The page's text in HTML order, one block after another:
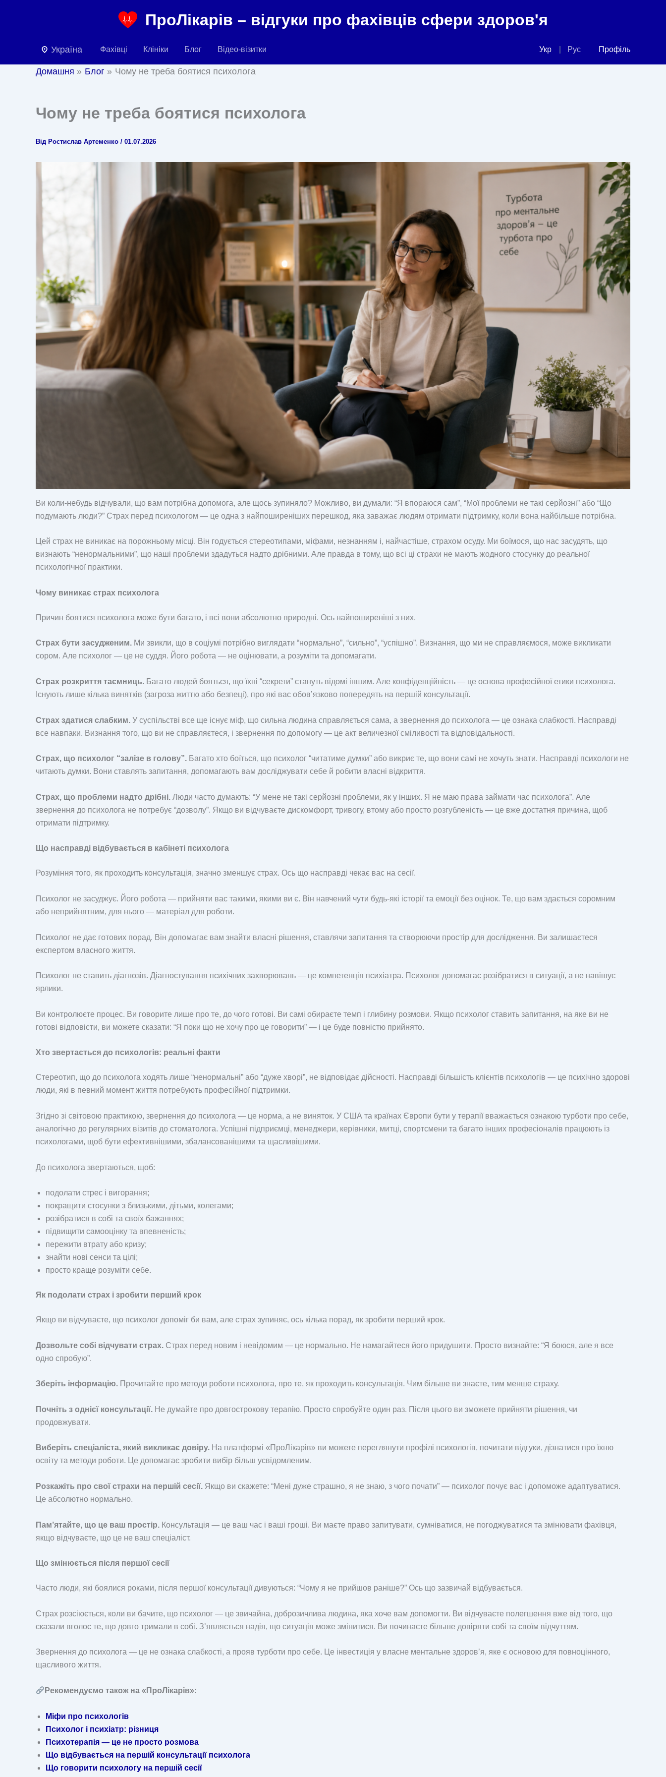
ПроЛікарів – відгуки про фахівців сфери здоров'я
Україна Фахівці Клініки Блог Відео-візитки Укр Рус Профіль
Домашня Блог Чому не треба боятися психолога
Чому не треба боятися психолога
Від Ростислав Артеменко / 01.07.2026
Ви коли-небудь відчували, що вам потрібна допомога, але щось зупиняло? Можливо, ви думали: “Я впораюся сам”, “Мої проблеми не такі серйозні” або “Що
подумають люди?” Страх перед психологом — це одна з найпоширеніших перешкод, яка заважає людям отримати підтримку, коли вона найбільше потрібна.
Цей страх не виникає на порожньому місці. Він годується стереотипами, міфами, незнанням і, найчастіше, страхом осуду. Ми боїмося, що нас засудять, що
визнають “ненормальними”, що наші проблеми здадуться надто дрібними. Але правда в тому, що всі ці страхи не мають жодного стосунку до реальної
психологічної практики.
Чому виникає страх психолога
Причин боятися психолога може бути багато, і всі вони абсолютно природні. Ось найпоширеніші з них.
Страх бути засудженим. Ми звикли, що в соціумі потрібно виглядати “нормально”, “сильно”, “успішно”. Визнання, що ми не справляємося, може викликати
сором. Але психолог — це не суддя. Його робота — не оцінювати, а розуміти та допомагати.
Страх розкриття таємниць. Багато людей бояться, що їхні “секрети” стануть відомі іншим. Але конфіденційність — це основа професійної етики психолога.
Існують лише кілька винятків (загроза життю або безпеці), про які вас обов’язково попередять на першій консультації.
Страх здатися слабким. У суспільстві все ще існує міф, що сильна людина справляється сама, а звернення до психолога — це ознака слабкості. Насправді
все навпаки. Визнання того, що ви не справляєтеся, і звернення по допомогу — це акт величезної сміливості та відповідальності.
Страх, що психолог “залізе в голову”. Багато хто боїться, що психолог “читатиме думки” або викриє те, що вони самі не хочуть знати. Насправді психологи не
читають думки. Вони ставлять запитання, допомагають вам досліджувати себе й робити власні відкриття.
Страх, що проблеми надто дрібні. Люди часто думають: “У мене не такі серйозні проблеми, як у інших. Я не маю права займати час психолога”. Але
звернення до психолога не потребує “дозволу”. Якщо ви відчуваєте дискомфорт, тривогу, втому або просто розгубленість — це вже достатня причина, щоб
отримати підтримку.
Що насправді відбувається в кабінеті психолога
Розуміння того, як проходить консультація, значно зменшує страх. Ось що насправді чекає вас на сесії.
Психолог не засуджує. Його робота — прийняти вас такими, якими ви є. Він навчений чути будь-які історії та емоції без оцінок. Те, що вам здається соромним
або неприйнятним, для нього — матеріал для роботи.
Психолог не дає готових порад. Він допомагає вам знайти власні рішення, ставлячи запитання та створюючи простір для дослідження. Ви залишаєтеся
експертом власного життя.
Психолог не ставить діагнозів. Діагностування психічних захворювань — це компетенція психіатра. Психолог допомагає розібратися в ситуації, а не навішує
ярлики.
Ви контролюєте процес. Ви говорите лише про те, до чого готові. Ви самі обираєте темп і глибину розмови. Якщо психолог ставить запитання, на яке ви не
готові відповісти, ви можете сказати: “Я поки що не хочу про це говорити” — і це буде повністю прийнято.
Хто звертається до психологів: реальні факти
Стереотип, що до психолога ходять лише “ненормальні” або “дуже хворі”, не відповідає дійсності. Насправді більшість клієнтів психологів — це психічно здорові
люди, які в певний момент життя потребують професійної підтримки.
Згідно зі світовою практикою, звернення до психолога — це норма, а не виняток. У США та країнах Європи бути у терапії вважається ознакою турботи про себе,
аналогічно до регулярних візитів до стоматолога. Успішні підприємці, менеджери, керівники, митці, спортсмени та багато інших професіоналів працюють із
психологами, щоб бути ефективнішими, збалансованішими та щасливішими.
До психолога звертаються, щоб:
подолати стрес і вигорання;
покращити стосунки з близькими, дітьми, колегами;
розібратися в собі та своїх бажаннях;
підвищити самооцінку та впевненість;
пережити втрату або кризу;
знайти нові сенси та цілі;
просто краще розуміти себе.
Як подолати страх і зробити перший крок
Якщо ви відчуваєте, що психолог допоміг би вам, але страх зупиняє, ось кілька порад, як зробити перший крок.
Дозвольте собі відчувати страх. Страх перед новим і невідомим — це нормально. Не намагайтеся його придушити. Просто визнайте: “Я боюся, але я все
одно спробую”.
Зберіть інформацію. Прочитайте про методи роботи психолога, про те, як проходить консультація. Чим більше ви знаєте, тим менше страху.
Почніть з однієї консультації. Не думайте про довгострокову терапію. Просто спробуйте один раз. Після цього ви зможете прийняти рішення, чи
продовжувати.
Виберіть спеціаліста, який викликає довіру. На платформі «ПроЛікарів» ви можете переглянути профілі психологів, почитати відгуки, дізнатися про їхню
освіту та методи роботи. Це допомагає зробити вибір більш усвідомленим.
Розкажіть про свої страхи на першій сесії. Якщо ви скажете: “Мені дуже страшно, я не знаю, з чого почати” — психолог почує вас і допоможе адаптуватися.
Це абсолютно нормально.
Пам’ятайте, що це ваш простір. Консультація — це ваш час і ваші гроші. Ви маєте право запитувати, сумніватися, не погоджуватися та змінювати фахівця,
якщо відчуваєте, що це не ваш спеціаліст.
Що змінюється після першої сесії
Часто люди, які боялися роками, після першої консультації дивуються: “Чому я не прийшов раніше?” Ось що зазвичай відбувається.
Страх розсіюється, коли ви бачите, що психолог — це звичайна, доброзичлива людина, яка хоче вам допомогти. Ви відчуваєте полегшення вже від того, що
сказали вголос те, що довго тримали в собі. З’являється надія, що ситуація може змінитися. Ви починаєте більше довіряти собі та своїм відчуттям.
Звернення до психолога — це не ознака слабкості, а прояв турботи про себе. Це інвестиція у власне ментальне здоров’я, яке є основою для повноцінного,
щасливого життя.
Рекомендуємо також на «ПроЛікарів»:
Міфи про психологів
Психолог і психіатр: різниця
Психотерапія — це не просто розмова
Що відбувається на першій консультації психолога
Що говорити психологу на першій сесії